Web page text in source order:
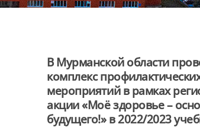
В Мурманской области
комплекс
мероприятий в рамках
акции «Моё здоровье –
будущего!» в 2022/2023